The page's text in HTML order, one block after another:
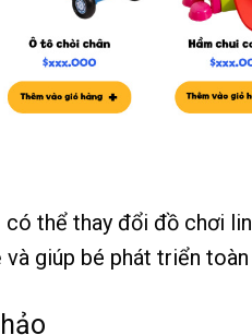
thể thay đổi đồ chơi
giúp bé phát triển